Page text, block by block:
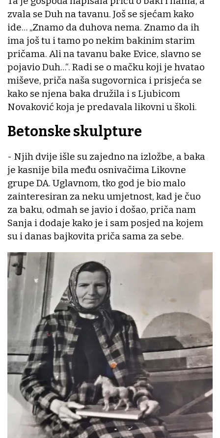
zvala se Duh na tavanu. Još se sjećam kako
ide… „Znamo da duhova nema. Znamo da ih
ima još tu i tamo po nekim bakinim starim
pričama. Ali na tavanu bake Evice, slavno se
pojavio Duh…“. Radi se o mačku koji je hvatao
miševe, priča naša sugovornica i prisjeća se
kako se njena baka družila i s Ljubicom
Novaković koja je predavala likovni u školi.
Betonske skulpture
- Njih dvije išle su zajedno na izložbe, a baka
je kasnije bila među osnivačima Likovne
grupe DA. Uglavnom, tko god je bio malo
zainteresiran za neku umjetnost, kad je čuo
za baku, odmah se javio i došao, priča nam
Sanja i dodaje kako je i sam posjed na kojem
su i danas bajkovita priča sama za sebe.